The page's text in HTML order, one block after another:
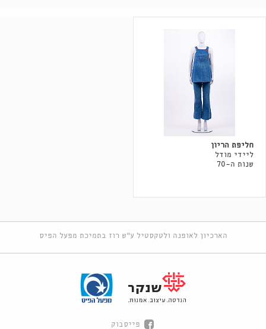
חליפת הריון
ליידי מודל
שנות ה-70
הארכיון לאופנה ולטקסטיל ע"ש רוז בתמיכת מפעל הפיס
פייסבוק